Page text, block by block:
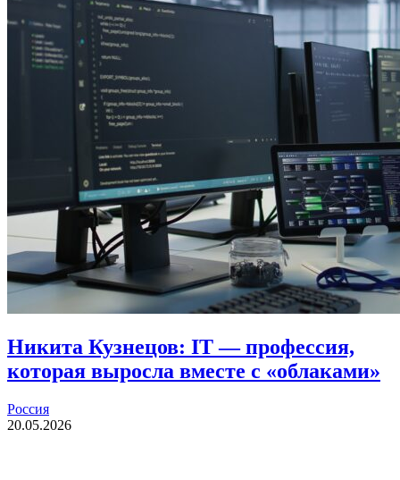
Никита Кузнецов: IT — профессия,
которая выросла вместе с «облаками»
Россия
20.05.2026